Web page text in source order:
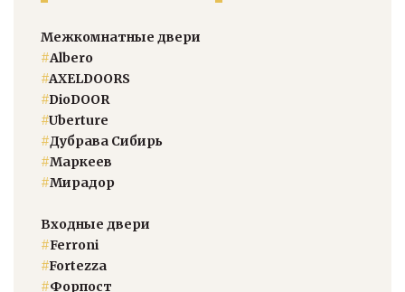
Межкомнатные двери
#Albero
#AXELDOORS
#DioDOOR
#Uberture
#Дубрава Сибирь
#Маркеев
#Мирадор
Входные двери
#Ferroni
#Fortezza
#Форпост